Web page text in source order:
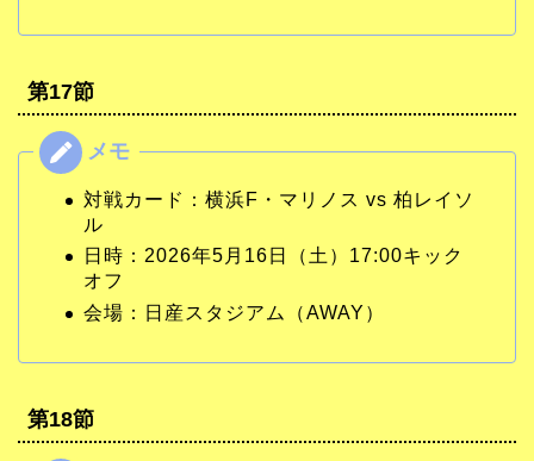
第17節
対戦カード：横浜F・マリノス vs 柏レイソ
ル
日時：2026年5月16日（土）17:00キック
オフ
会場：日産スタジアム（AWAY）
第18節